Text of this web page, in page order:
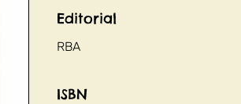
Editorial
RBA
ISBN